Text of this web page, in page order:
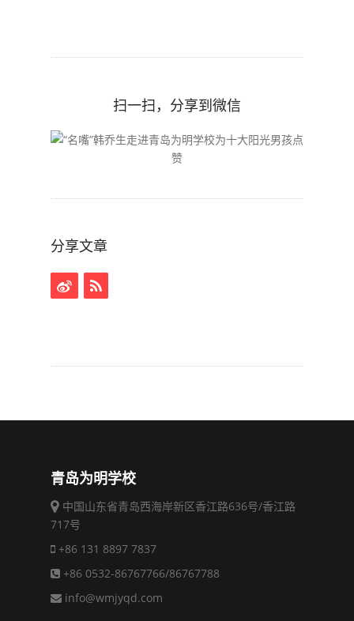
扫一扫，分享到微信
分享文章
青岛为明学校
中国山东省青岛西海岸新区香江路636号/香江路
717号
+86 131 8897 7837
+86 0532-86767766/86767788
info@wmjyqd.com